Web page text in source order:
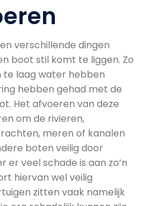
verschillende dingen
boot stil komt te liggen. Zo
te laag water hebben
hebben gehad met de
Het afvoeren van deze
om de rivieren,
meren of kanalen
boten veilig door
er veel schade is aan zo’n
hiervan wel veilig
zitten vaak namelijk